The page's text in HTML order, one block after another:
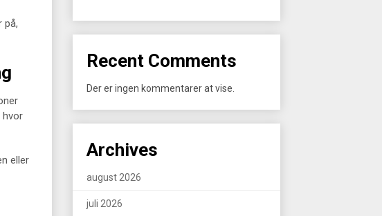
på,
hvor
eller
Recent Comments
Der er ingen kommentarer at vise.
Archives
august 2026
juli 2026